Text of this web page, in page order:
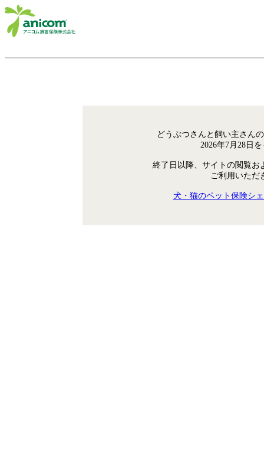
どうぶつさんと飼い主さん
2026年7月28日
終了日以降、サイトの閲覧お
ご利用いただ
犬・猫のペット保険シ